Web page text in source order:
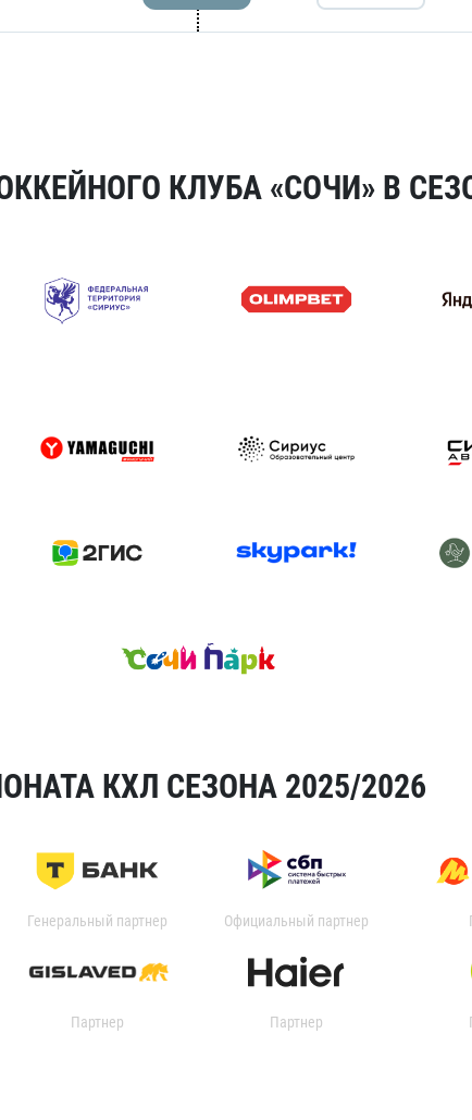
КЛУБА «СОЧИ» В
КХЛ СЕЗОНА 2025/2026
Генеральный партнер Официальный партнер
Партнер Партнер